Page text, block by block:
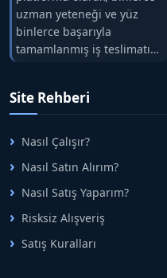
uzman yeteneği ve yüz
binlerce başarıyla
tamamlanmış iş teslimatını
tek çatıda buluşturuyoruz.
arasındaki süreci risksiz
alışveriş sistemi ile koruyan
ticaretin güvenli
adreslerinden birisidir.
Site Rehberi
Nasıl Çalışır?
Nasıl Satın Alırım?
Nasıl Satış Yaparım?
Risksiz Alışveriş
Satış Kuralları